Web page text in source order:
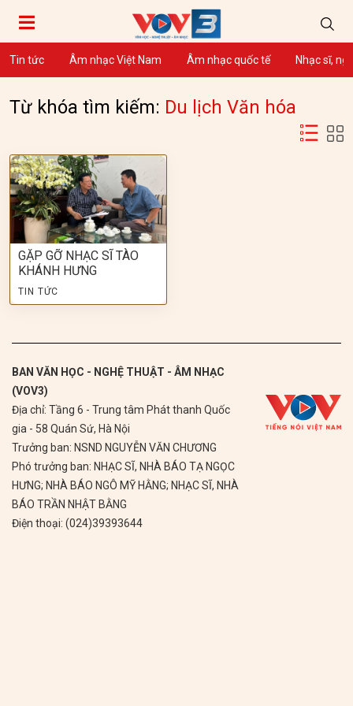
Tin tức Âm nhạc Việt Nam Âm nhạc quốc tế Nhạc sĩ,
Từ khóa tìm kiếm: Du lịch Văn hóa
GẶP GỠ NHẠC SĨ TÀO
KHÁNH HƯNG
TIN TỨC
BAN VĂN HỌC - NGHỆ THUẬT - ÂM NHẠC
(VOV3)
Địa chỉ: Tầng 6 - Trung tâm Phát thanh Quốc
gia - 58 Quán Sứ, Hà Nội
Trưởng ban: NSND NGUYỄN VĂN CHƯƠNG
Phó trưởng ban: NHẠC SĨ, NHÀ BÁO TẠ NGỌC
HƯNG; NHÀ BÁO NGÔ MỸ HẰNG; NHẠC SĨ, NHÀ
BÁO TRẦN NHẬT BẰNG
Điện thoại: (024)39393644